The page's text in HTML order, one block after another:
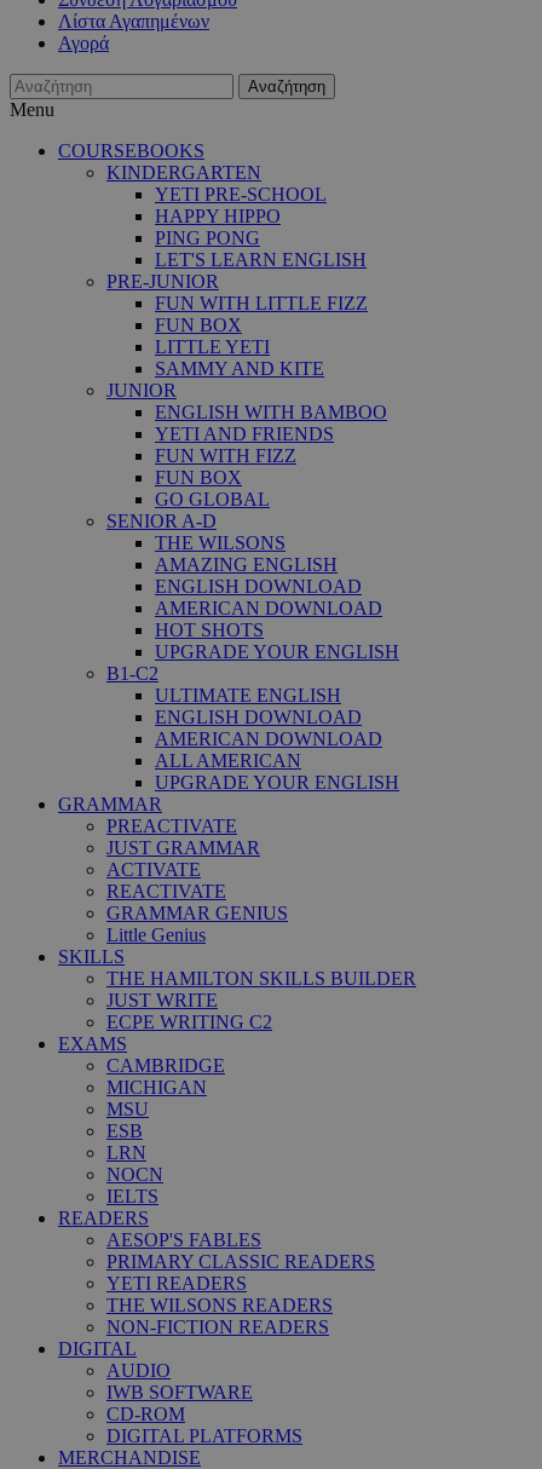
Λίστα Αγαπημένων
Αγορά
Αναζήτηση
Menu
COURSEBOOKS
KINDERGARTEN
YETI PRE-SCHOOL
HAPPY HIPPO
PING PONG
LET'S LEARN ENGLISH
PRE-JUNIOR
FUN WITH LITTLE FIZZ
FUN BOX
LITTLE YETI
SAMMY AND KITE
JUNIOR
ENGLISH WITH BAMBOO
YETI AND FRIENDS
FUN WITH FIZZ
FUN BOX
GO GLOBAL
SENIOR A-D
THE WILSONS
AMAZING ENGLISH
ENGLISH DOWNLOAD
AMERICAN DOWNLOAD
HOT SHOTS
UPGRADE YOUR ENGLISH
B1-C2
ULTIMATE ENGLISH
ENGLISH DOWNLOAD
AMERICAN DOWNLOAD
ALL AMERICAN
UPGRADE YOUR ENGLISH
GRAMMAR
PREACTIVATE
JUST GRAMMAR
ACTIVATE
REACTIVATE
GRAMMAR GENIUS
Little Genius
SKILLS
THE HAMILTON SKILLS BUILDER
JUST WRITE
ECPE WRITING C2
EXAMS
CAMBRIDGE
MICHIGAN
MSU
ESB
LRN
NOCN
IELTS
READERS
AESOP'S FABLES
PRIMARY CLASSIC READERS
YETI READERS
THE WILSONS READERS
NON-FICTION READERS
DIGITAL
AUDIO
IWB SOFTWARE
CD-ROM
DIGITAL PLATFORMS
MERCHANDISE